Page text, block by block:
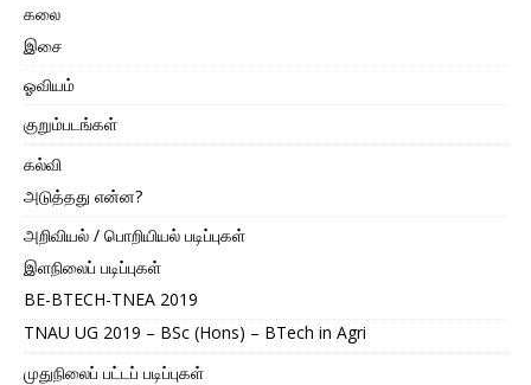
கலை
இசை
ஓவியம்
குறும்படங்கள்
கல்வி
அடுத்தது என்ன?
அறிவியல் / பொறியியல் படிப்புகள்
இளநிலைப் படிப்புகள்
BE-BTECH-TNEA 2019
TNAU UG 2019 – BSc (Hons) – BTech in Agri
முதுநிலைப் பட்டப் படிப்புகள்